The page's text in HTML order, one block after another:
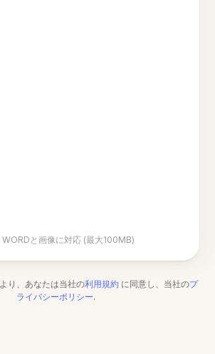
WORDと画像に対応 (最大100MB)
り、あなたは当社の利用規約 に同意し、当社のプ
ライバシーポリシー.